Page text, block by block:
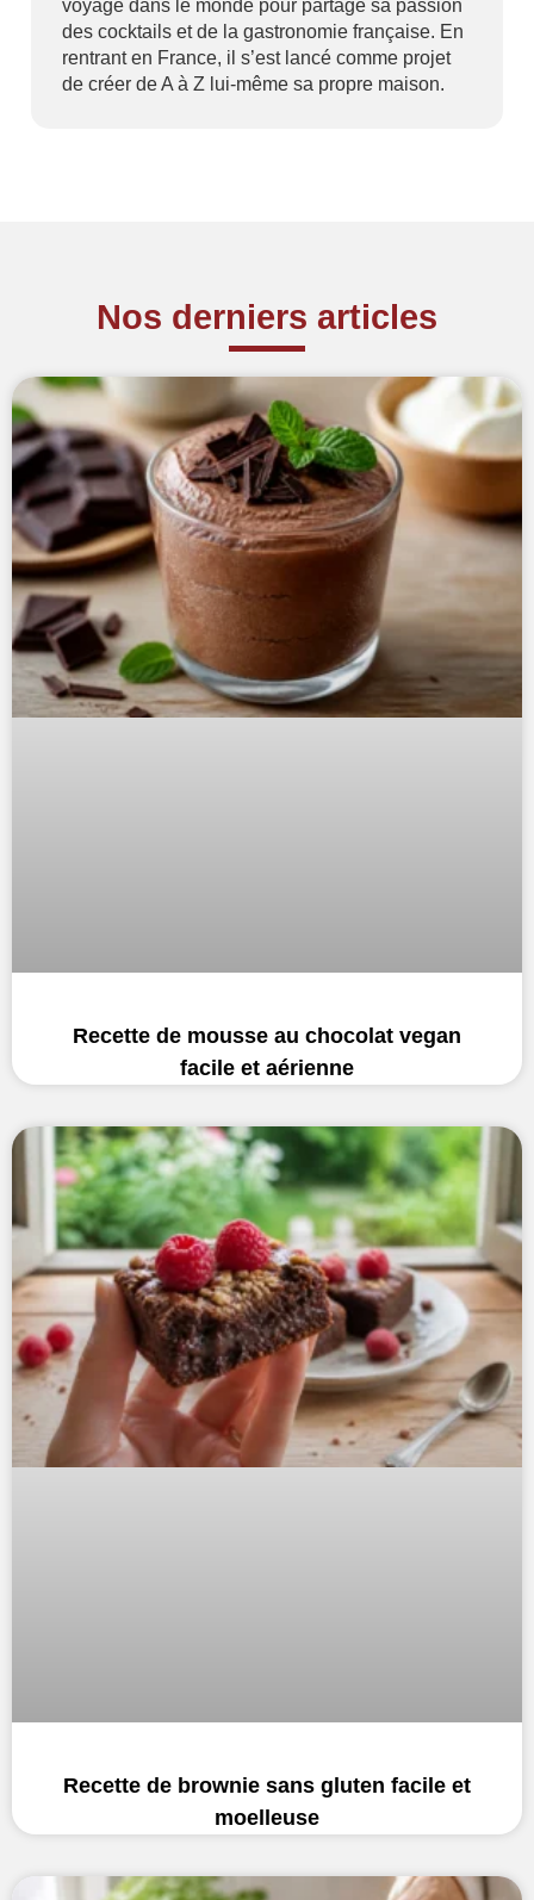
voyagé dans le monde pour partagé sa passion
des cocktails et de la gastronomie française. En
rentrant en France, il s’est lancé comme projet
de créer de A à Z lui-même sa propre maison.
Nos derniers articles
Recette de mousse au chocolat vegan
facile et aérienne
Recette de brownie sans gluten facile et
moelleuse